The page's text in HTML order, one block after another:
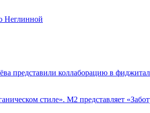
Неглинной
представили коллаборацию в
стиле». М2 представляет